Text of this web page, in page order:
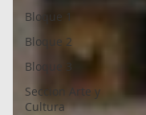
Bloque 1
Bloque 2
Bloque 3
Seccion Arte y
Cultura